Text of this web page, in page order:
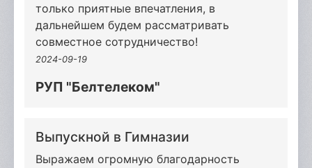
только приятные впечатления, в
дальнейшем будем рассматривать
совместное сотрудничество!
2024-09-19
РУП "Белтелеком"
Выпускной в Гимназии
Выражаем огромную благодарность